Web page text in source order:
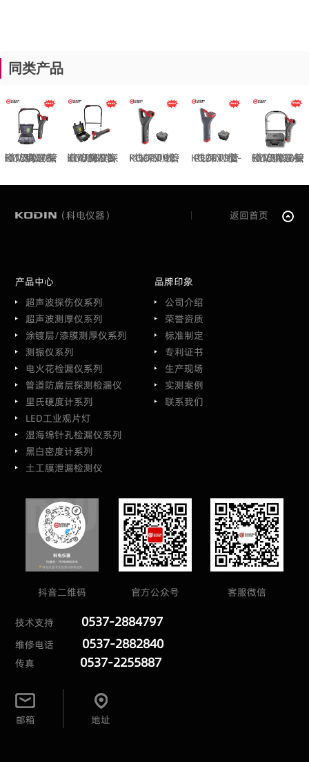
同类产品
KODIN 9B-FM/S150管道防腐层探测仪 KODIN 9B-FM/S80管道防腐层探测仪 KODIN 9B-PLx/S10管线探测仪 KODIN 9B-PL/S10管线探测仪 KODIN 9A-FM/S150管道防腐层探测仪
（科电仪器） 返回首页
产品中心
超声波探伤仪系列
超声波测厚仪系列
涂镀层/漆膜测厚仪系列
测振仪系列
电火花检漏仪系列
管道防腐层探测检漏仪
里氏硬度计系列
LED工业观片灯
湿海绵针孔检漏仪系列
黑白密度计系列
土工膜泄漏检测仪
品牌印象
公司介绍
荣誉资质
标准制定
专利证书
生产现场
实测案例
联系我们
抖音二维码 官方公众号 客服微信
技术支持 0537-2884797
维修电话 0537-2882840
传真 0537-2255887
邮箱 地址